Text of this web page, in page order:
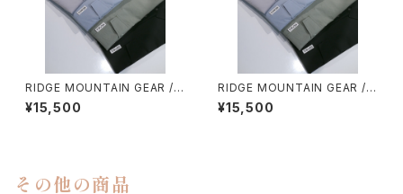
RIDGE MOUNTAIN GEAR / B
ASIC SHORT SLEEVE SHIR
T（WOMEN）
¥15,500
RIDGE MOUNTAIN GEAR / B
ASIC SHORT SLEEVE SHIR
T（MEN）
¥15,500
その他の商品